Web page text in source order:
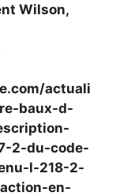
Wilson,
actuali
baux-d-
2-du-code-
l-218-2-
en-